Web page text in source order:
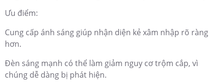
Ưu điểm:
Cung cấp ánh sáng giúp nhận diện kẻ xâm nhập rõ ràng
hơn.
Đèn sáng mạnh có thể làm giảm nguy cơ trộm cắp, vì
chúng dễ dàng bị phát hiện.